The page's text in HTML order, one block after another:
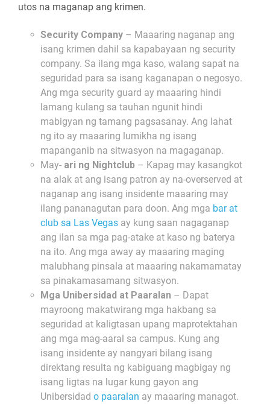
utos na maganap ang krimen.
Security Company – Maaaring naganap ang
isang krimen dahil sa kapabayaan ng security
company. Sa ilang mga kaso, walang sapat na
seguridad para sa isang kaganapan o negosyo.
Ang mga security guard ay maaaring hindi
lamang kulang sa tauhan ngunit hindi
mabigyan ng tamang pagsasanay. Ang lahat
ng ito ay maaaring lumikha ng isang
mapanganib na sitwasyon na magaganap.
May- ari ng Nightclub – Kapag may kasangkot
na alak at ang isang patron ay na-overserved at
naganap ang isang insidente maaaring may
ilang pananagutan para doon. Ang mga bar at
club sa Las Vegas ay kung saan nagaganap
ang ilan sa mga pag-atake at kaso ng baterya
na ito. Ang mga away ay maaaring maging
malubhang pinsala at maaaring nakamamatay
sa pinakamasamang sitwasyon.
Mga Unibersidad at Paaralan – Dapat
mayroong makatwirang mga hakbang sa
seguridad at kaligtasan upang maprotektahan
ang mga mag-aaral sa campus. Kung ang
isang insidente ay nangyari bilang isang
direktang resulta ng kabiguang magbigay ng
isang ligtas na lugar kung gayon ang
Unibersidado paaralan ay maaaring managot.